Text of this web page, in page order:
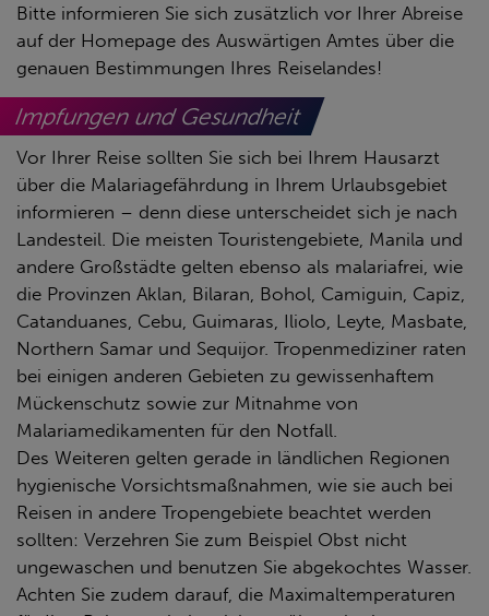
Bitte informieren Sie sich zusätzlich vor Ihrer Abreise
auf der Homepage des Auswärtigen Amtes über die
genauen Bestimmungen Ihres Reiselandes!
Impfungen und Gesundheit
Vor Ihrer Reise sollten Sie sich bei Ihrem Hausarzt
über die Malariagefährdung in Ihrem Urlaubsgebiet
informieren – denn diese unterscheidet sich je nach
Landesteil. Die meisten Touristengebiete, Manila und
andere Großstädte gelten ebenso als malariafrei, wie
die Provinzen Aklan, Bilaran, Bohol, Camiguin, Capiz,
Catanduanes, Cebu, Guimaras, Iliolo, Leyte, Masbate,
Northern Samar und Sequijor. Tropenmediziner raten
bei einigen anderen Gebieten zu gewissenhaftem
Mückenschutz sowie zur Mitnahme von
Malariamedikamenten für den Notfall.
Des Weiteren gelten gerade in ländlichen Regionen
hygienische Vorsichtsmaßnahmen, wie sie auch bei
Reisen in andere Tropengebiete beachtet werden
sollten: Verzehren Sie zum Beispiel Obst nicht
ungewaschen und benutzen Sie abgekochtes Wasser.
Achten Sie zudem darauf, die Maximaltemperaturen